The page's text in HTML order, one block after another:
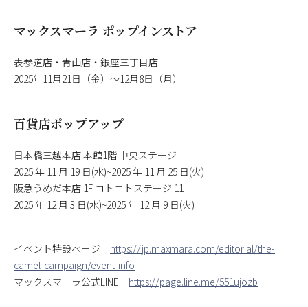
マックスマーラ ポップインストア
表参道店・青山店・銀座三丁目店
2025年11月21日（金）～12月8日（月）
百貨店ポップアップ
日本橋三越本店 本館1階 中央ステージ
2025 年 11 月 19 日(水)~2025 年 11 月 25 日(火)
阪急うめだ本店 1F コトコトステージ 11
2025 年 12 月 3 日(水)~2025 年 12 月 9 日(火)
イベント特設ページ https://jp.maxmara.com/editorial/the-
camel-campaign/event-info
マックスマーラ公式LINE https://page.line.me/551ujozb